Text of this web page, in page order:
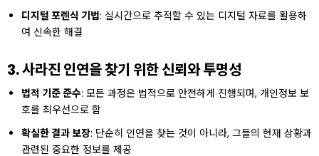
디지털 포렌식 기법: 실시간으로 추적할 수 있는 디지털 자료를 활용하
여 신속한 해결
3. 사라진 인연을 찾기 위한 신뢰와 투명성
법적 기준 준수: 모든 과정은 법적으로 안전하게 진행되며, 개인정보 보
호를 최우선으로 함
확실한 결과 보장: 단순히 인연을 찾는 것이 아니라, 그들의 현재 상황과
관련된 중요한 정보를 제공